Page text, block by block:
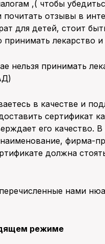
,( чтобы
отзывы в
для детей, стоит
лекарство и
нельзя принимать
в качестве и
сертификат
его качество.
фирма-
должна
нами
режиме